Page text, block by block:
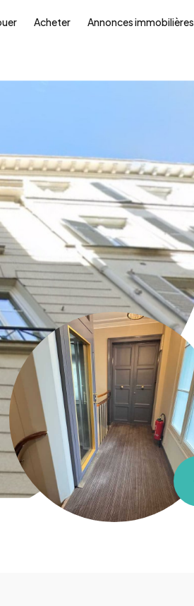
Acheter Annonces immobilières